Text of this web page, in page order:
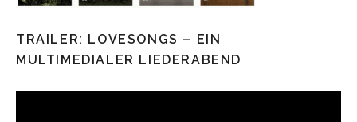
TRAILER: LOVESONGS – EIN
MULTIMEDIALER LIEDERABEND